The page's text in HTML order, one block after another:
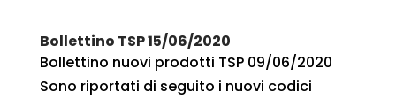
Bollettino TSP 15/06/2020
Bollettino nuovi prodotti TSP 09/06/2020
Sono riportati di seguito i nuovi codici